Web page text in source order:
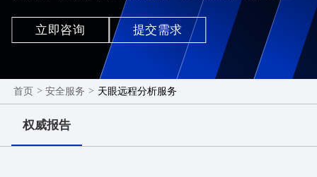
应中心、实战攻防经验，由专业的威胁分析团队通过
远程方式对天眼设备的告警日志及网络日志进行实时
的分析和研判。
立即咨询 提交需求
首页 > 安全服务 > 天眼远程分析服务
权威报告